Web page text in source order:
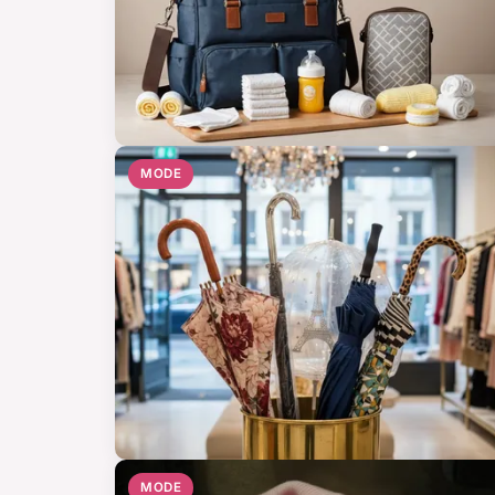
MODE
MODE